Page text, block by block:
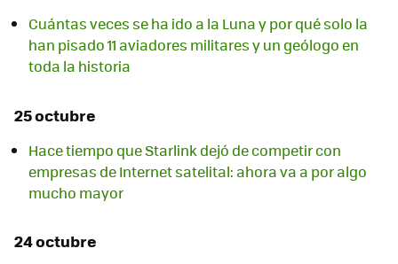
Cuántas veces se ha ido a la Luna y por qué solo la
han pisado 11 aviadores militares y un geólogo en
toda la historia
25 octubre
Hace tiempo que Starlink dejó de competir con
empresas de Internet satelital: ahora va a por algo
mucho mayor
24 octubre